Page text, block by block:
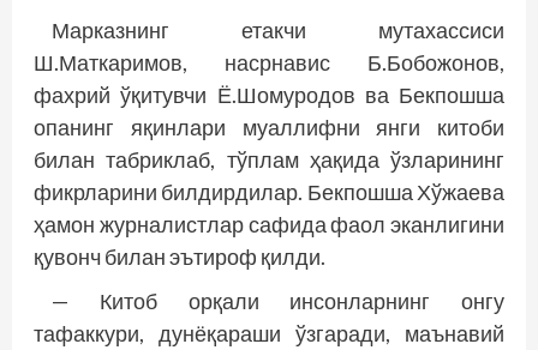
Марказнинг етакчи мутахассиси
Ш.Маткаримов, насрнавис Б.Бобожонов,
фахрий ўқитувчи Ё.Шомуродов ва Бекпошша
опанинг яқинлари муаллифни янги китоби
билан табрик­лаб, тўплам ҳақида ўзларининг
фикрларини билдирдилар. Бекпошша Хўжаева
ҳамон журналистлар сафида фаол эканлигини
қувонч билан эътироф қилди.
— Китоб орқали инсонларнинг онгу
тафаккури, дунёқараши ўзгаради, маънавий